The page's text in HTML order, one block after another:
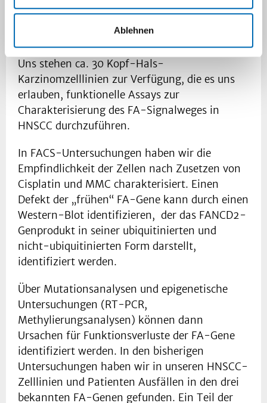
Ablehnen
Abbildung 2. Der FA/BRCA-Stoffwechselweg
Reparatur in Zellen.
Uns stehen ca. 30 Kopf-Hals-
Karzinomzelllinien zur Verfügung, die es uns
erlauben, funktionelle Assays zur
Charakterisierung des FA-Signalweges in
HNSCC durchzuführen.
In FACS-Untersuchungen haben wir die
Empfindlichkeit der Zellen nach Zusetzen von
Cisplatin und MMC charakterisiert. Einen
Defekt der „frühen“ FA-Gene kann durch einen
Western-Blot identifizieren, der das FANCD2-
Genprodukt in seiner ubiquitinierten und
nicht-ubiquitinierten Form darstellt,
identifiziert werden.
Über Mutationsanalysen und epigenetische
Untersuchungen (RT-PCR,
Methylierungsanalysen) können dann
Ursachen für Funktionsverluste der FA-Gene
identifiziert werden. In den bisherigen
Untersuchungen haben wir in unseren HNSCC-
Zelllinien und Patienten Ausfällen in den drei
bekannten FA-Genen gefunden. Ein Teil der